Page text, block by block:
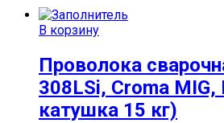
В корзину
Проволока
308LSi, Croma MIG,
катушка 15 кг)